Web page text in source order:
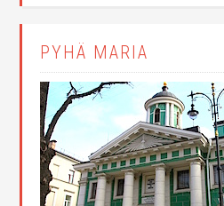
PYHÄ MARIA